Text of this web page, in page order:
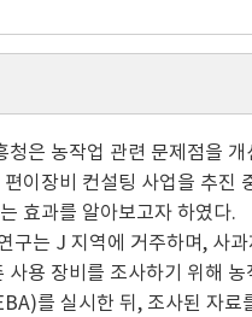
청은 농작업 관련 문제점을
이장비 컨설팅 사업을 추진
효과를 알아보고자 하였다.
구는 J 지역에 거주하며, 사
사용 장비를 조사하기 위해
를 실시한 뒤, 조사된 자